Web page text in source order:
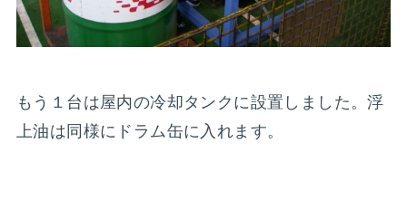
もう１台は屋内の冷却タンクに設置しました。浮
上油は同様にドラム缶に入れます。